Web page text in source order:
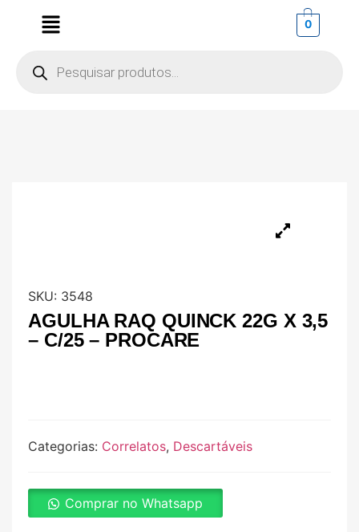
0
SKU: 3548
AGULHA RAQ QUINCK 22G X 3,5
– C/25 – PROCARE
Categorias: Correlatos, Descartáveis
Comprar no Whatsapp